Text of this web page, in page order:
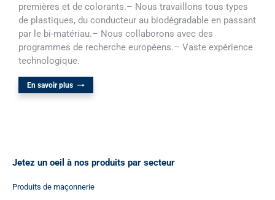
premières et de colorants.– Nous travaillons tous types
de plastiques, du conducteur au biodégradable en passant
par le bi-matériau.– Nous collaborons avec des
programmes de recherche européens.– Vaste expérience
technologique.
En savoir plus
Jetez un oeil à nos produits par secteur
Produits de maçonnerie